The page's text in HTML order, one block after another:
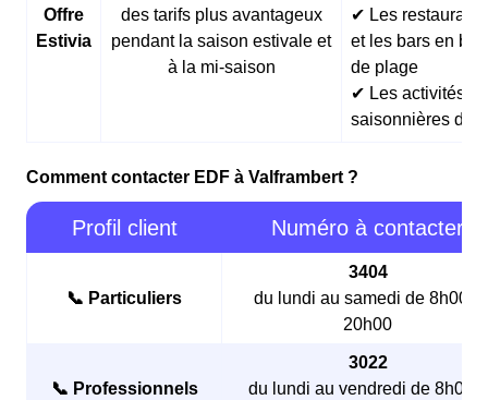
Offre
Estivia
des tarifs plus avantageux
pendant la saison estivale et
à la mi-saison
✔ Les restaurants
et les bars en
de plage
✔ Les activités
saisonnières
Comment contacter EDF à Valframbert ?
Profil client Numéro à contacter
📞 Particuliers
3404
du lundi au samedi de 8h00 à
20h00
📞 Professionnels
3022
du lundi au vendredi de 8h00 à